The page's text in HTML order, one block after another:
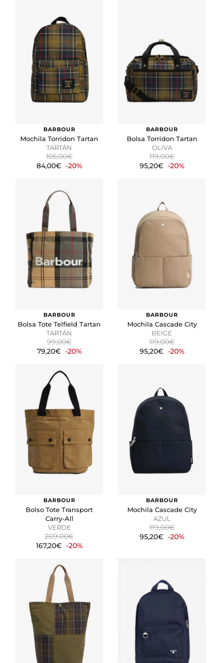
BARBOUR
Mochila Torridon Tartan
TARTÁN
105,00€
84,00€ -20%
BARBOUR
Bolsa Torridon Tartan
OLIVA
119,00€
95,20€ -20%
BARBOUR
Bolsa Tote Telfield Tartan
TARTÁN
99,00€
79,20€ -20%
BARBOUR
Mochila Cascade City
BEIGE
119,00€
95,20€ -20%
BARBOUR
Bolso Tote Transport
Carry-All
VERDE
209,00€
167,20€ -20%
BARBOUR
Mochila Cascade City
AZUL
119,00€
95,20€ -20%
CONFIGURACIÓN DE COOKIES
HABILITAR TODO RECHAZAR TODO